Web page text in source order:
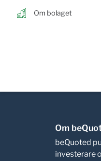
Om bolaget
Om
beQuoted
investerare